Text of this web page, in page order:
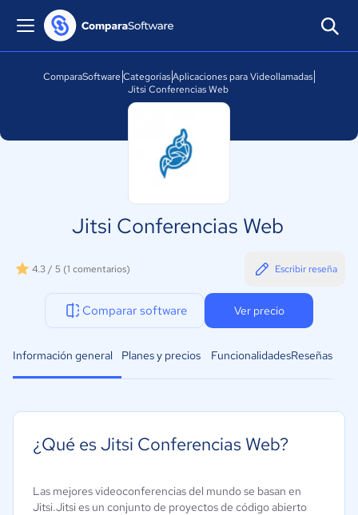
ComparaSoftware CategoríasAplicaciones para Videollamadas
Jitsi Conferencias Web
Jitsi Conferencias Web
4.3 / 5 (1 comentarios) Escribir reseña
Comparar software Ver precio
Información general Planes y precios FuncionalidadesReseñas
¿Qué es Jitsi Conferencias Web?
Las mejores videoconferencias del mundo se basan en
Jitsi.Jitsi es un conjunto de proyectos de código abierto